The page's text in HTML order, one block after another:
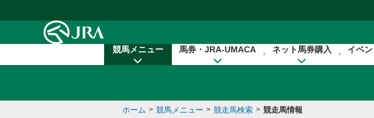
競馬メニュー 馬券・JRA-UMACA ネット馬券購入 イベ
ホーム > 競馬メニュー > 競走馬検索 > 競走馬情報